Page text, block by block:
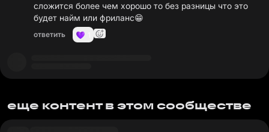
сложится более чем хорошо то без разницы что это
будет найм или фриланс😁
ответить
еще контент в этом сообществе